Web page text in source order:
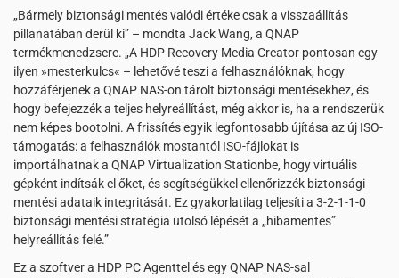
„Bármely biztonsági mentés valódi értéke csak a visszaállítás
pillanatában derül ki” – mondta Jack Wang, a QNAP
termékmenedzsere. „A HDP Recovery Media Creator pontosan egy
ilyen »mesterkulcs« – lehetővé teszi a felhasználóknak, hogy
hozzáférjenek a QNAP NAS-on tárolt biztonsági mentésekhez, és
hogy befejezzék a teljes helyreállítást, még akkor is, ha a rendszerük
nem képes bootolni. A frissítés egyik legfontosabb újítása az új ISO-
támogatás: a felhasználók mostantól ISO-fájlokat is
importálhatnak a QNAP Virtualization Stationbe, hogy virtuális
gépként indítsák el őket, és segítségükkel ellenőrizzék biztonsági
mentési adataik integritását. Ez gyakorlatilag teljesíti a 3-2-1-1-0
biztonsági mentési stratégia utolsó lépését a „hibamentes”
helyreállítás felé.”
Ez a szoftver a HDP PC Agenttel és egy QNAP NAS-sal